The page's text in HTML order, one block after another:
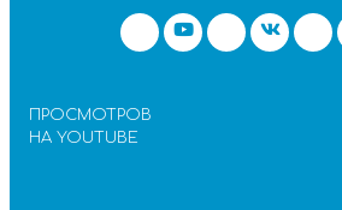
ПРОСМОТРОВ
НА YOUTUBE